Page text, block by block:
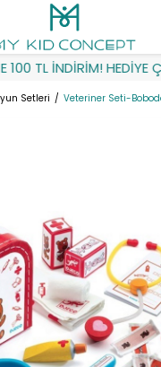
TL İNDİRİM! HEDİYE
Setleri Veteriner Seti-